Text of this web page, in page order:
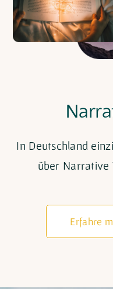
In Deutschland
über Narrative
Erfahre